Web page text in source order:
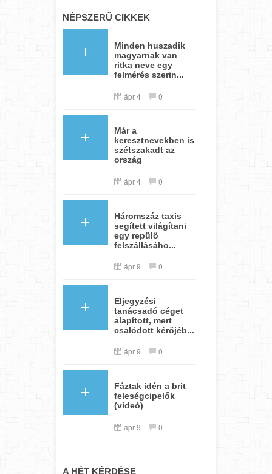
NÉPSZERŰ CIKKEK
Minden huszadik
magyarnak van
ritka neve egy
felmérés szerin...
ápr 4 0
Már a
keresztnevekben is
szétszakadt az
ország
ápr 4 0
Háromszáz taxis
segített világítani
egy repülő
felszállásáho...
ápr 9 0
Eljegyzési
tanácsadó céget
alapított, mert
csalódott kérőjéb...
ápr 9 0
Fáztak idén a brit
feleségcipelők
(videó)
ápr 9 0
A HÉT KÉRDÉSE